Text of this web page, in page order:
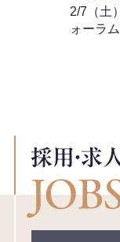
2/7（土
ォーラ
採用・求